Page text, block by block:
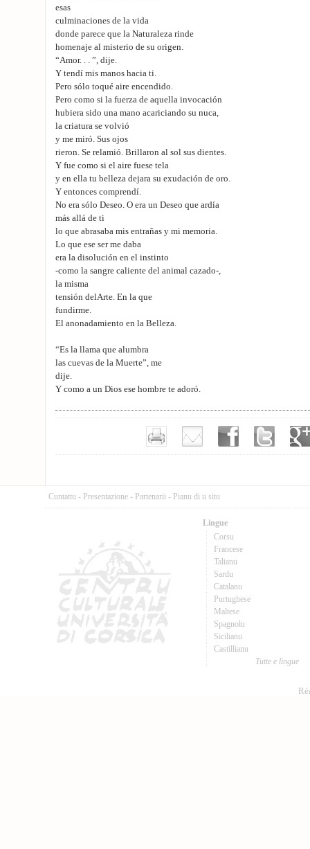
esas
culminaciones de la vida
donde parece que la Naturaleza rinde
homenaje al misterio de su origen.
“Amor. . . ”, dije.
Y tendí mis manos hacia ti.
Pero sólo toqué aire encendido.
Pero como si la fuerza de aquella invocación
hubiera sido una mano acariciando su nuca,
la criatura se volvió
y me miró. Sus ojos
rieron. Se relamió. Brillaron al sol sus dientes.
Y fue como si el aire fuese tela
y en ella tu belleza dejara su exudación de oro.
Y entonces comprendí.
No era sólo Deseo. O era un Deseo que ardía
más allá de ti
lo que abrasaba mis entrañas y mi memoria.
Lo que ese ser me daba
era la disolución en el instinto
-como la sangre caliente del animal cazado-,
la misma
tensión delArte. En la que
fundirme.
El anonadamiento en la Belleza.
“Es la llama que alumbra
las cuevas de la Muerte”, me
dije.
Y como a un Dios ese hombre te adoró.
Cuntattu - Presentazione - Partenarii - Pianu di u situ
Lingue
Corsu
Francese
Talianu
Sardu
Catalanu
Purtughese
Maltese
Spagnolu
Sicilianu
Castillianu
Tutte e lingue